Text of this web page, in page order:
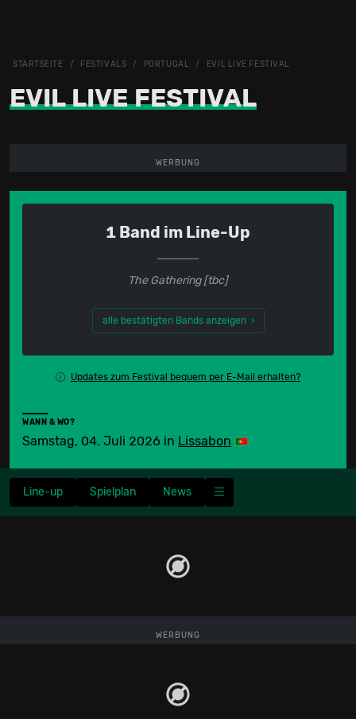
STARTSEITE FESTIVALS PORTUGAL EVIL LIVE FESTIVAL
EVIL LIVE FESTIVAL
WERBUNG
1 Band im Line-Up
The Gathering [tbc]
alle bestätigten Bands anzeigen ›
Updates zum Festival bequem per E-Mail erhalten?
WANN & WO?
Samstag, 04. Juli 2026 in Lissabon
Line-up Spielplan News
WERBUNG